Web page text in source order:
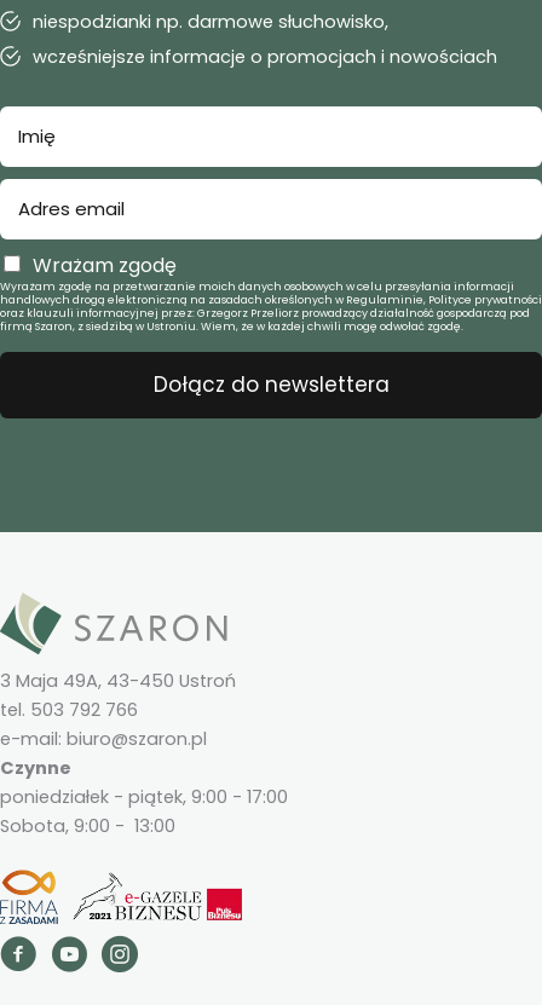
niespodzianki np. darmowe słuchowisko,
wcześniejsze informacje o promocjach i nowościach
Wrażam zgodę
Wyrażam zgodę na przetwarzanie moich danych osobowych w celu przesyłania informacji
handlowych drogą elektroniczną na zasadach określonych w Regulaminie, Polityce prywatności
oraz klauzuli informacyjnej przez: Grzegorz Przeliorz prowadzący działalność gospodarczą pod
firmą Szaron, z siedzibą w Ustroniu. Wiem, że w każdej chwili mogę odwołać zgodę.
Dołącz do newslettera
3 Maja 49A, 43-450 Ustroń
tel. 503 792 766
e-mail: biuro@szaron.pl
Czynne
poniedziałek - piątek, 9:00 - 17:00
Sobota, 9:00 - 13:00